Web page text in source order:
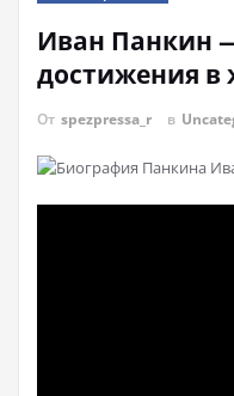
Иван Панкин
достижения в
От spezpressa_r в